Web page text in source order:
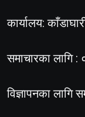
कार्यालय:
समाचारका
विज्ञापनका